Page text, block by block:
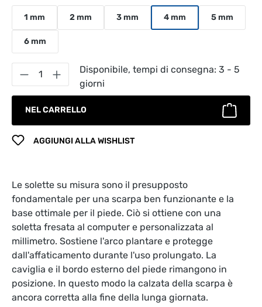
1 mm 2 mm 3 mm 4 mm 5 mm
6 mm
Quantità del prodotto: inserisci la
Disponibile, tempi di consegna: 3 - 5
giorni
NEL CARRELLO
AGGIUNGI ALLA WISHLIST
Le solette su misura sono il presupposto
fondamentale per una scarpa ben funzionante e la
base ottimale per il piede. Ciò si ottiene con una
soletta fresata al computer e personalizzata al
millimetro. Sostiene l'arco plantare e protegge
dall'affaticamento durante l'uso prolungato. La
caviglia e il bordo esterno del piede rimangono in
posizione. In questo modo la calzata della scarpa è
ancora corretta alla fine della lunga giornata.